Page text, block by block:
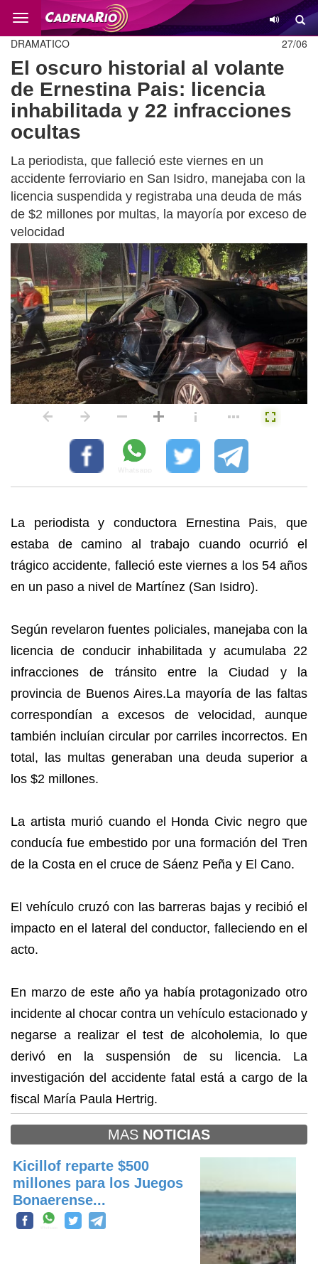
Cambio
27/06
DRAMATICO
El oscuro historial al volante
de Ernestina Pais: licencia
inhabilitada y 22 infracciones
ocultas
La periodista, que falleció este viernes en un
accidente ferroviario en San Isidro, manejaba con la
licencia suspendida y registraba una deuda de más
de $2 millones por multas, la mayoría por exceso de
velocidad
La periodista y conductora Ernestina Pais, que
estaba de camino al trabajo cuando ocurrió el
trágico accidente, falleció este viernes a los 54 años
en un paso a nivel de Martínez (San Isidro).
Según revelaron fuentes policiales, manejaba con la
licencia de conducir inhabilitada y acumulaba 22
infracciones de tránsito entre la Ciudad y la
provincia de Buenos Aires.La mayoría de las faltas
correspondían a excesos de velocidad, aunque
también incluían circular por carriles incorrectos. En
total, las multas generaban una deuda superior a
los $2 millones.
La artista murió cuando el Honda Civic negro que
conducía fue embestido por una formación del Tren
de la Costa en el cruce de Sáenz Peña y El Cano.
El vehículo cruzó con las barreras bajas y recibió el
impacto en el lateral del conductor, falleciendo en el
acto.
En marzo de este año ya había protagonizado otro
incidente al chocar contra un vehículo estacionado y
negarse a realizar el test de alcoholemia, lo que
derivó en la suspensión de su licencia. La
investigación del accidente fatal está a cargo de la
fiscal María Paula Hertrig.
MAS NOTICIAS
Kicillof reparte $500
millones para los Juegos
Bonaerense...